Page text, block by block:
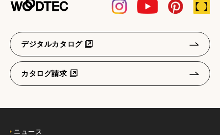
デジタルカタログ
カタログ請求
ニュース